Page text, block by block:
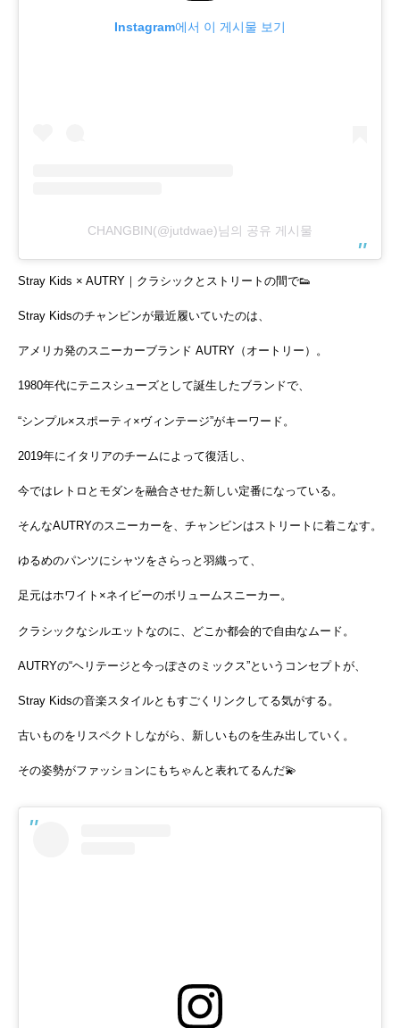
Instagram에서 이 게시물 보기
CHANGBIN(@jutdwae)님의 공유 게시물
Stray Kids × AUTRY｜クラシックとストリートの間で👟
Stray Kidsのチャンビンが最近履いていたのは、
アメリカ発のスニーカーブランド AUTRY（オートリー）。
1980年代にテニスシューズとして誕生したブランドで、
“シンプル×スポーティ×ヴィンテージ”がキーワード。
2019年にイタリアのチームによって復活し、
今ではレトロとモダンを融合させた新しい定番になっている。
そんなAUTRYのスニーカーを、チャンビンはストリートに着こなす。
ゆるめのパンツにシャツをさらっと羽織って、
足元はホワイト×ネイビーのボリュームスニーカー。
クラシックなシルエットなのに、どこか都会的で自由なムード。
AUTRYの“ヘリテージと今っぽさのミックス”というコンセプトが、
Stray Kidsの音楽スタイルともすごくリンクしてる気がする。
古いものをリスペクトしながら、新しいものを生み出していく。
その姿勢がファッションにもちゃんと表れてるんだ💫